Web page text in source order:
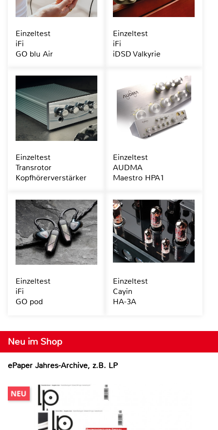
Neu im Shop
ePaper Jahres-Archive, z.B. LP
Einzeltest
iFi
GO blu Air
Einzeltest
iFi
iDSD Valkyrie
Einzeltest
Transrotor
Kopfhörerverstärker
Einzeltest
AUDMA
Maestro HPA1
Einzeltest
iFi
GO pod
Einzeltest
Cayin
HA-3A